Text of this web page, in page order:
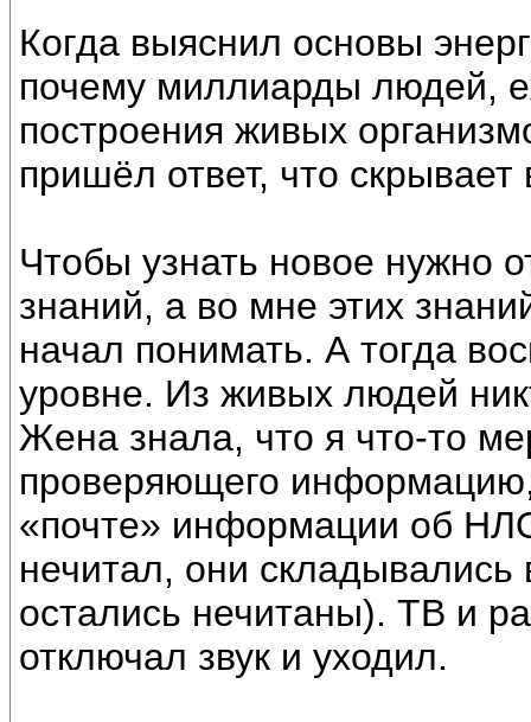
Когда выяснил основы
почему миллиарды людей,
построения живых
пришёл ответ, что
Чтобы узнать новое нужно
знаний, а во мне этих
начал понимать. А тогда
уровне. Из живых людей
Жена знала, что я что-то
проверяющего
«почте» информации об
нечитал, они складывались
остались нечитаны). ТВ и
отключал звук и уходил.